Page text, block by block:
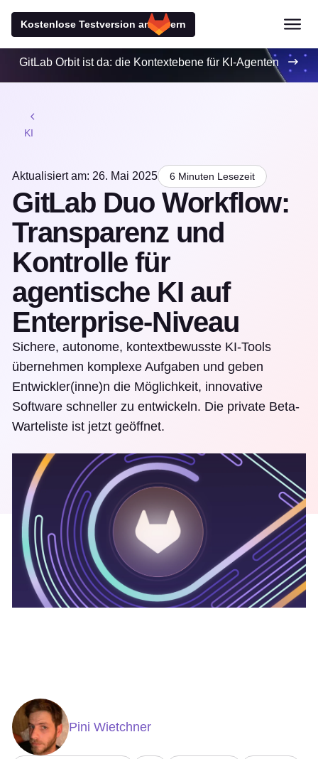
Kostenlose Testversion anfordern
GitLab Orbit ist da: die Kontextebene für KI-Agenten
KI
Aktualisiert am: 26. Mai 2025 6 Minuten Lesezeit
GitLab Duo Workflow:
Transparenz und
Kontrolle für
agentische KI auf
Enterprise-Niveau
Sichere, autonome, kontextbewusste KI-Tools
übernehmen komplexe Aufgaben und geben
Entwickler(inne)n die Möglichkeit, innovative
Software schneller zu entwickeln. Die private Beta-
Warteliste ist jetzt geöffnet.
Pini Wietchner